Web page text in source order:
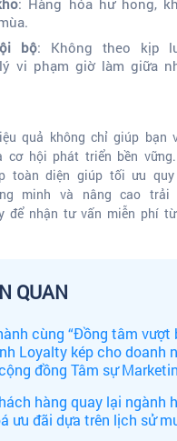
bộ: Không theo kịp
vi phạm giờ làm giữa
quả không chỉ giúp bạn
cơ hội phát triển bền
toàn diện giúp tối ưu
minh và nâng cao trải
để nhận tư vấn miễn phí
QUAN
cùng “Đồng tâm vượt
Loyalty kép cho doanh
đồng Tâm sự
hàng quay lại ngành
ưu đãi dựa trên lịch sử